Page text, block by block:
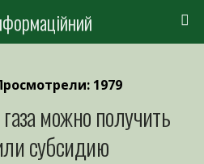
1979
можно получить
субсидию